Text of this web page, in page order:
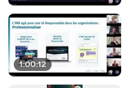
1:00:12